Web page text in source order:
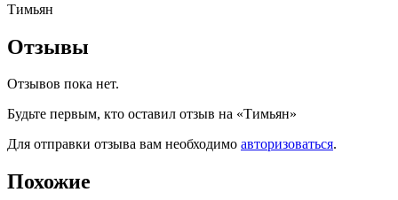
Тимьян
Отзывы
Отзывов пока нет.
Будьте первым, кто оставил отзыв на «Тимьян»
Для отправки отзыва вам необходимо авторизоваться.
Похожие